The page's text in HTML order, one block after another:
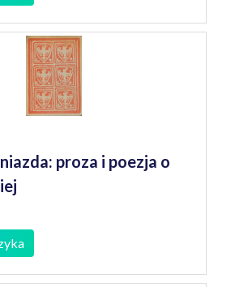
proza i poezja o